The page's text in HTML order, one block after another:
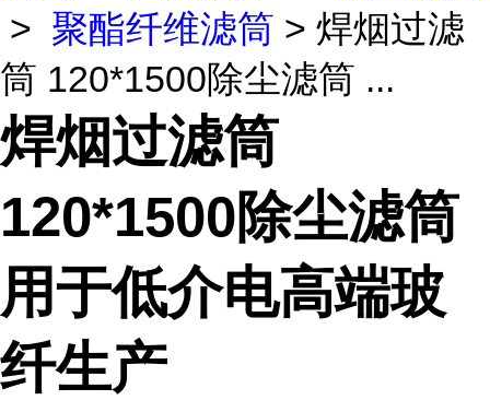
> 聚酯纤维滤筒 > 焊烟过滤
筒 120*1500除尘滤筒 ...
焊烟过滤筒
120*1500除尘滤筒
用于低介电高端玻
纤生产